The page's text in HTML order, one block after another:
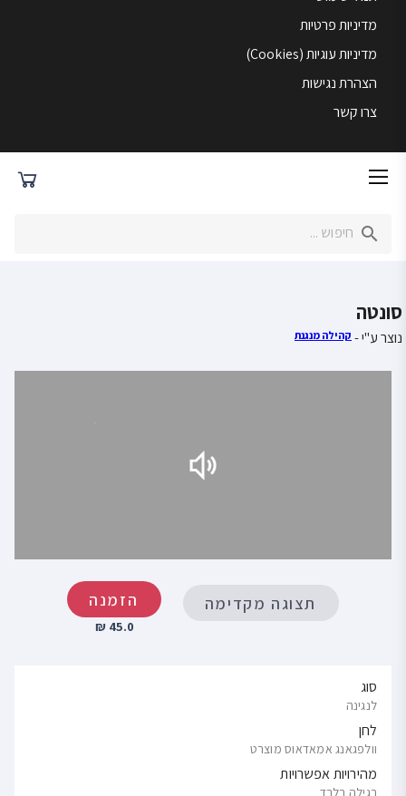
מדיניות פרטיות
מדיניות עוגיות (Cookies)
הצהרת נגישות
צרו קשר
סונטה
נוצר ע"י - קהילה מנגנת
תצוגה מקדימה הזמנה
45.0 ₪
סוג
לנגינה
לחן
וולפגאנג אמאדאוס מוצרט
מהירויות אפשרויות
רגילה בלבד